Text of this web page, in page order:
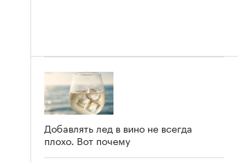
Добавлять лед в вино не всегда
плохо. Вот почему